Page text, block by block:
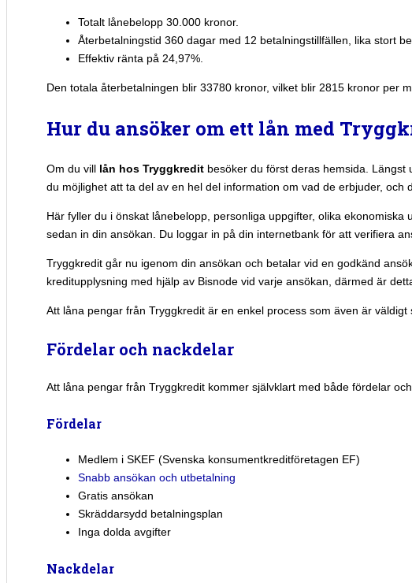
Totalt lånebelopp 30.000 kronor.
Återbetalningstid 360 dagar med 12 betalningstillfällen, lika stort
Effektiv ränta på 24,97%.
Den totala återbetalningen blir 33780 kronor, vilket blir 2815 kronor per
Hur du ansöker om ett lån med
Om du vill lån hos Tryggkredit besöker du först deras hemsida. Längst
du möjlighet att ta del av en hel del information om vad de erbjuder, och
Här fyller du i önskat lånebelopp, personliga uppgifter, olika
sedan in din ansökan. Du loggar in på din internetbank för att verifiera
Tryggkredit går nu igenom din ansökan och betalar vid en godkänd
kreditupplysning med hjälp av Bisnode vid varje ansökan, därmed är
Att låna pengar från Tryggkredit är en enkel process som även är
Fördelar och nackdelar
Att låna pengar från Tryggkredit kommer självklart med både fördelar
Fördelar
Medlem i SKEF (Svenska konsumentkreditföretagen EF)
Snabb ansökan och utbetalning
Gratis ansökan
Skräddarsydd betalningsplan
Inga dolda avgifter
Nackdelar